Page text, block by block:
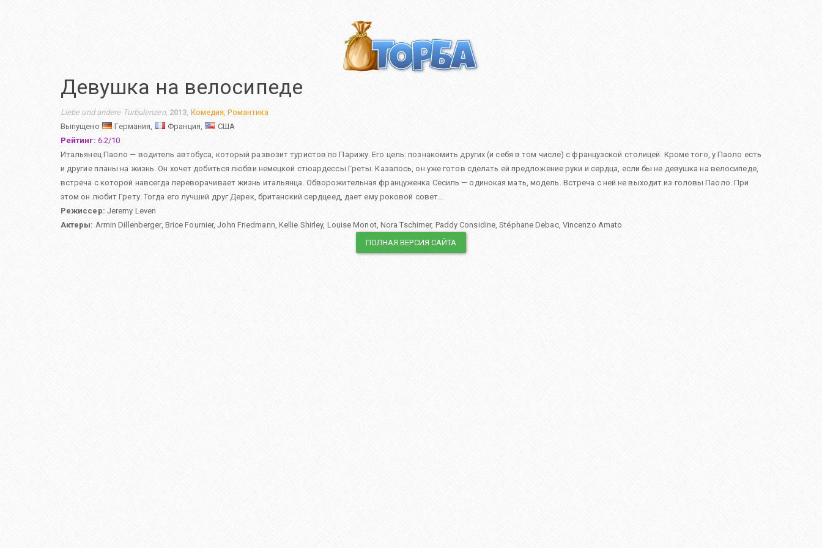
Девушка на велосипеде
Liebe und andere Turbulenzen, 2013, Комедия,Романтика
Выпущено
Германия, Франция,
США
Рейтинг: 6.2/10
Итальянец Паоло — водитель автобуса, который развозит туристов по Парижу. Его цель: познакомить других (и себя в том числе) с французской столицей. Кроме того, у Паоло есть
и другие планы на жизнь. Он хочет добиться любви немецкой стюардессы Греты. Казалось, он уже готов сделать ей предложение руки и сердца, если бы не девушка на велосипеде,
встреча с которой навсегда переворачивает жизнь итальянца. Обворожительная француженка Сесиль — одинокая мать, модель. Встреча с ней не выходит из головы Паоло. При
этом он любит Грету. Тогда его лучший друг Дерек, британский сердцеед, дает ему роковой совет…
Режиссер: Jeremy Leven
Актеры: Armin Dillenberger, Brice Fournier,John Friedmann, Kellie Shirley, Louise Monot, Nora Tschirner, Paddy Considine,Stéphane Debac, Vincenzo Amato
ПОЛНАЯ ВЕРСИЯ САЙТА